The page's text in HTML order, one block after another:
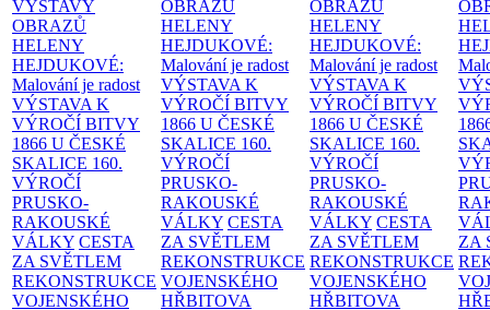
VÝSTAVY
OBRAZŮ
HELENY
HEJDUKOVÉ:
Malování je radost
VÝSTAVA K
VÝROČÍ BITVY
1866 U ČESKÉ
SKALICE 160.
VÝROČÍ
PRUSKO-
RAKOUSKÉ
VÁLKY CESTA
ZA SVĚTLEM
REKONSTRUKCE
VOJENSKÉHO
OBRAZŮ
HELENY
HEJDUKOVÉ:
Malování je radost
VÝSTAVA K
VÝROČÍ BITVY
1866 U ČESKÉ
SKALICE 160.
VÝROČÍ
PRUSKO-
RAKOUSKÉ
VÁLKY CESTA
ZA SVĚTLEM
REKONSTRUKCE
VOJENSKÉHO
HŘBITOVA
OBRAZŮ
HELENY
HEJDUKOVÉ:
Malování je radost
VÝSTAVA K
VÝROČÍ BITVY
1866 U ČESKÉ
SKALICE 160.
VÝROČÍ
PRUSKO-
RAKOUSKÉ
VÁLKY CESTA
ZA SVĚTLEM
REKONSTRUKCE
VOJENSKÉHO
HŘBITOVA
ZA